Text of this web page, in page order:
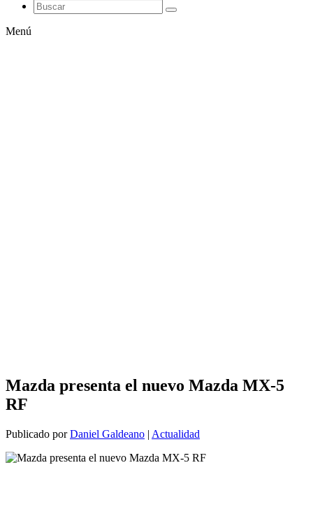
Menú
Mazda presenta el nuevo Mazda MX-5
RF
Publicado porDaniel Galdeano | Actualidad